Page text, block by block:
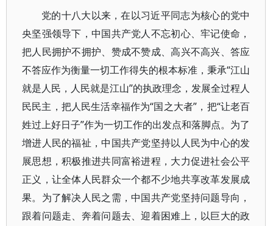
党的十八大以来，在以习近平同志为核心的党中
央坚强领导下，中国共产党人不忘初心、牢记使命，
把人民拥护不拥护、赞成不赞成、高兴不高兴、答应
不答应作为衡量一切工作得失的根本标准，秉承“江山
就是人民，人民就是江山”的执政理念，发展全过程人
民民主，把人民生活幸福作为“国之大者”，把“让老百
姓过上好日子”作为一切工作的出发点和落脚点。为了
增进人民的福祉，中国共产党坚持以人民为中心的发
展思想，积极推进共同富裕进程，大力促进社会公平
正义，让全体人民群众一个都不少地共享改革发展成
果。为了解决人民之需，中国共产党坚持问题导向，
跟着问题走、奔着问题去、迎着困难上，以巨大的政